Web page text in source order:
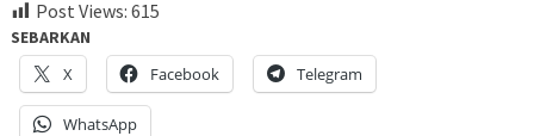
Post Views: 615
SEBARKAN
X
Facebook Telegram
WhatsApp